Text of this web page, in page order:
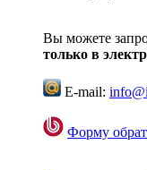
Вы можете
только в
E-mail:
Форму